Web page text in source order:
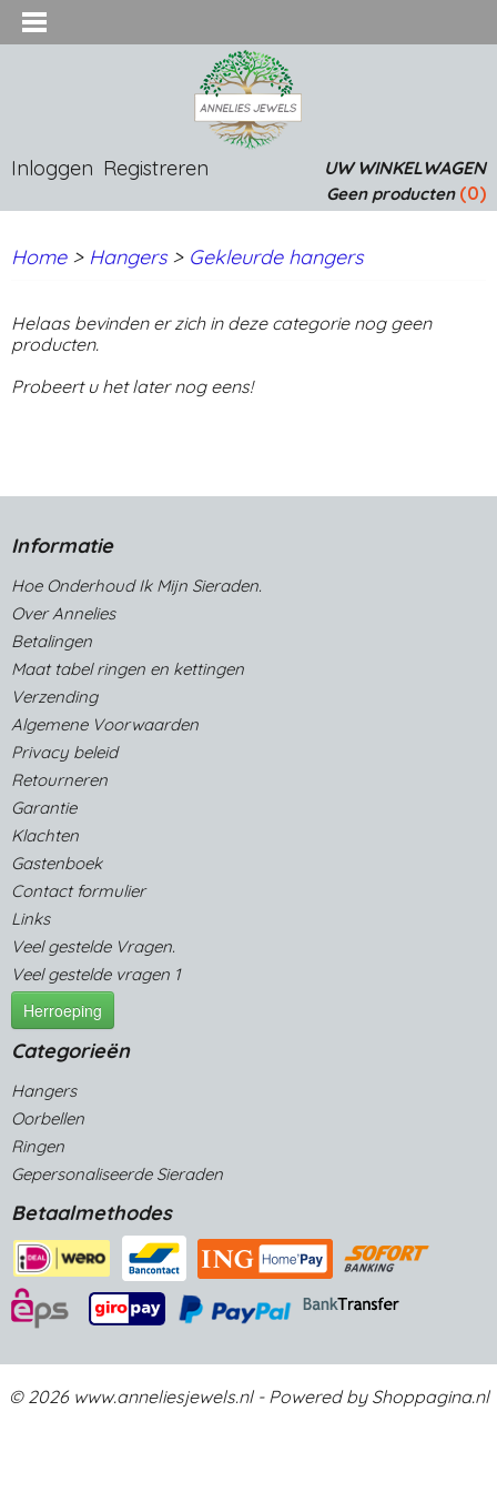
Inloggen Registreren UW WINKELWAGEN
Geen producten (0)
Home> Hangers> Gekleurde hangers
Helaas bevinden er zich in deze categorie nog geen
producten.
Probeert u het later nog eens!
Informatie
Hoe Onderhoud Ik Mijn Sieraden.
Over Annelies
Betalingen
Maat tabel ringen en kettingen
Verzending
Algemene Voorwaarden
Privacy beleid
Retourneren
Garantie
Klachten
Gastenboek
Contact formulier
Links
Veel gestelde Vragen.
Veel gestelde vragen 1
Herroeping
Categorieën
Hangers
Oorbellen
Ringen
Gepersonaliseerde Sieraden
Betaalmethodes
© 2026 www.anneliesjewels.nl - Powered by Shoppagina.nl